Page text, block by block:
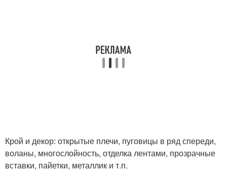
Крой и декор: открытые плечи, пуговицы в ряд спереди,
воланы, многослойность, отделка лентами, прозрачные
вставки, пайетки, металлик и т.п.